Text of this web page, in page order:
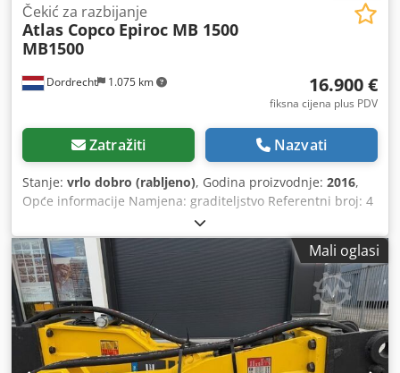
Dordrecht 1.075 km
Čekić za razbijanje
Atlas Copco Epiroc MB 1500
MB1500
16.900 €
fiksna cijena plus PDV
Zatražiti Nazvati
Stanje: vrlo dobro (rabljeno), Godina proizvodnje: 2016,
Opće informacije Namjena: graditeljstvo Referentni broj: 4
Mase Masa praznog vozila: 1.300 kg Funkcionalnost
Dimenzije tovarnog prostora: 200 x 70 x 60 cm CE oznaka:
da Dedpovpq Tbefx Ahlsck Održavanje, povijest i stanje
Broj vlasnika: 1 Tehničko stanje: vrlo dobro Vizualno stanje:
vrlo dobro Dodatne informacije Prikladno za sljedeće
strojeve: 17-29 tona Uvjeti isporuke: EXW Radni tlak: 160-
180 bara Potreban hidraulični protok: 155 l/min Frekvencija
udaraca: 330-680 Zadnji pregled: 2025-01-02 Zemlja
Mali oglasi